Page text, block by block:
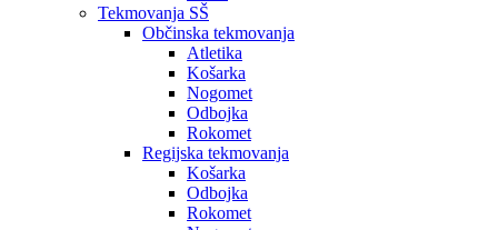
Tekmovanja SŠ
Občinska tekmovanja
Atletika
Košarka
Nogomet
Odbojka
Rokomet
Regijska tekmovanja
Košarka
Odbojka
Rokomet